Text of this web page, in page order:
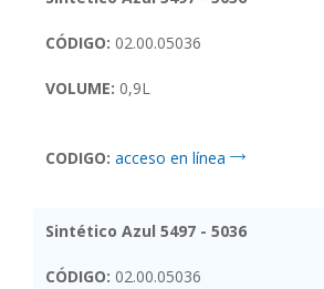
CÓDIGO: 02.00.05036
VOLUME: 0,9L
CODIGO: acceso en línea
Sintético Azul 5497 - 5036
CÓDIGO: 02.00.05036